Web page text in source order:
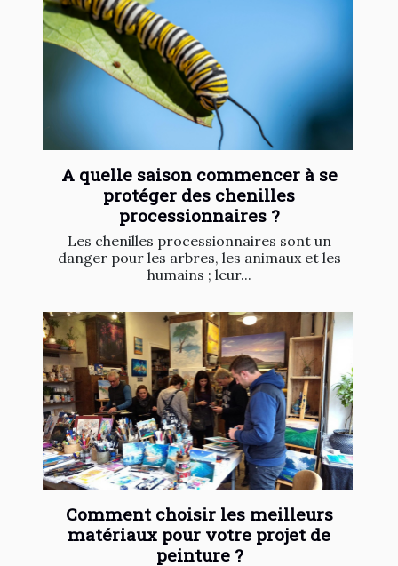
A quelle saison commencer à se
protéger des chenilles
processionnaires ?
Les chenilles processionnaires sont un
danger pour les arbres, les animaux et les
humains ; leur...
Comment choisir les meilleurs
matériaux pour votre projet de
peinture ?